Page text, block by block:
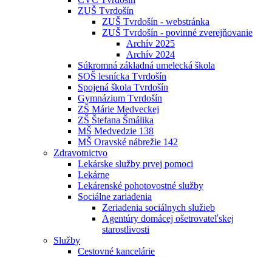
ZUŠ Tvrdošín
ZUŠ Tvrdošín - webstránka
ZUŠ Tvrdošín - povinné zverejňovanie
Archív 2025
Archív 2024
Súkromná základná umelecká škola
SOŠ lesnícka Tvrdošín
Spojená škola Tvrdošín
Gymnázium Tvrdošín
ZŠ Márie Medveckej
ZŠ Štefana Šmálika
MŠ Medvedzie 138
MŠ Oravské nábrežie 142
Zdravotnictvo
Lekárske služby prvej pomoci
Lekárne
Lekárenské pohotovostné služby
Sociálne zariadenia
Zeriadenia sociálnych služieb
Agentúry domácej ošetrovateľskej
starostlivosti
Služby
Cestovné kancelárie